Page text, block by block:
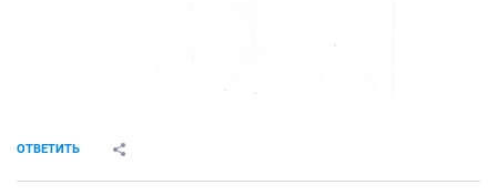
Данная пристройка как раз слева на фото